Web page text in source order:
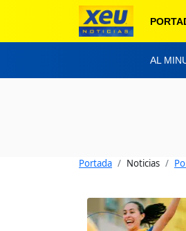
AL
Portada Noticias